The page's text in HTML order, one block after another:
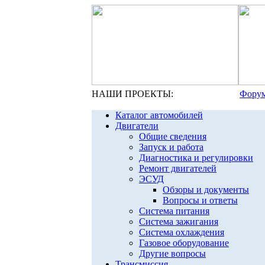
НАШИ ПРОЕКТЫ:
Каталог автомобилей
Двигатели
Общие сведения
Запуск и работа
Диагностика и регулировки
Ремонт двигателей
ЭСУД
Обзоры и документы
Вопросы и ответы
Система питания
Система зажигания
Система охлаждения
Газовое оборудование
Другие вопросы